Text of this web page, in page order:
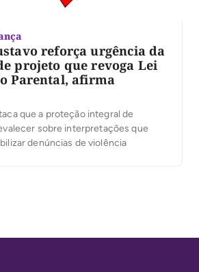
reforça urgência da
projeto que revoga Lei
Parental, afirma
que a proteção integral de
sobre interpretações que
denúncias de violência